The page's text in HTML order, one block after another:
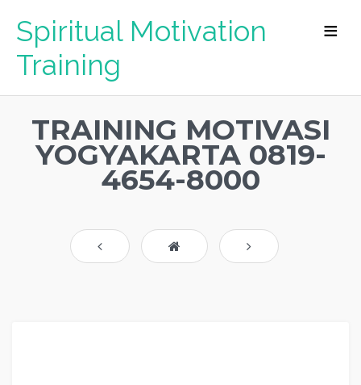
Spiritual Motivation
Training
TRAINING MOTIVASI
YOGYAKARTA 0819-
4654-8000